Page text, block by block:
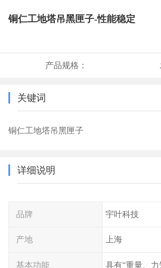
铜仁工地塔吊黑匣子-性能稳定
产品规格：
关键词
铜仁工地塔吊黑匣子
详细说明
品牌 宇叶科技
产地 上海
基本功能